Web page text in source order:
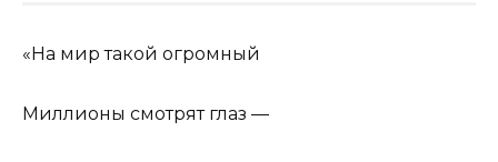
«На мир такой огромный
Миллионы смотрят глаз —